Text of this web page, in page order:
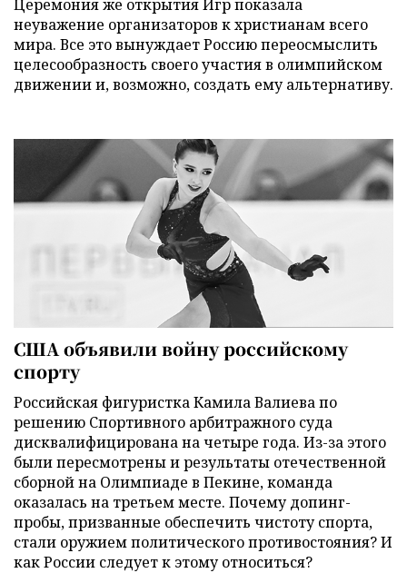
Церемония же открытия Игр показала
неуважение организаторов к христианам всего
мира. Все это вынуждает Россию переосмыслить
целесообразность своего участия в олимпийском
движении и, возможно, создать ему альтернативу.
США объявили войну российскому
спорту
Российская фигуристка Камила Валиева по
решению Спортивного арбитражного суда
дисквалифицирована на четыре года. Из-за этого
были пересмотрены и результаты отечественной
сборной на Олимпиаде в Пекине, команда
оказалась на третьем месте. Почему допинг-
пробы, призванные обеспечить чистоту спорта,
стали оружием политического противостояния? И
как России следует к этому относиться?